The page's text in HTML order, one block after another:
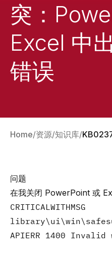
突：
Excel 中
错误
Home 资源 知识库
问题
在我关闭 PowerPoint 或
CRITICALWITHMSG
APIERR 1400 Invalid